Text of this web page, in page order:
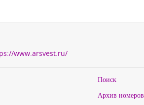
www.arsvest.ru/
Поиск
Архив номеров